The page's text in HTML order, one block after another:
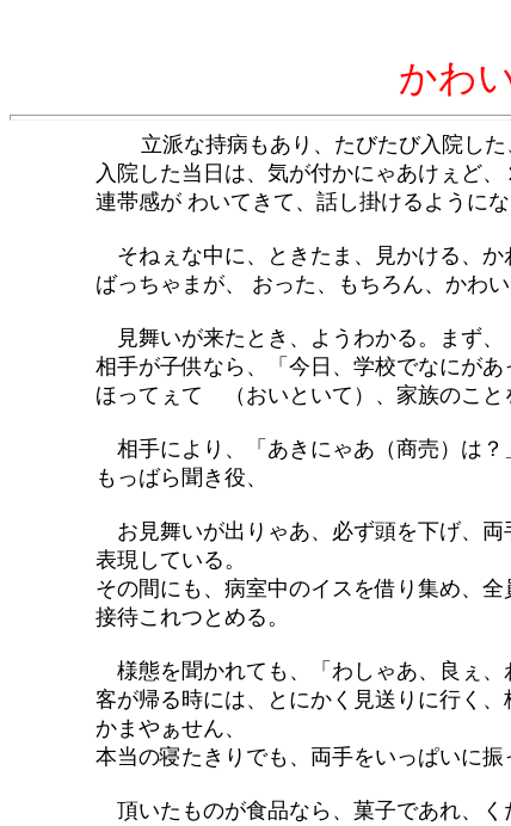
かわ
立派な持病もあり、たびたび入院した、
入院した当日は、気が付かにゃあけぇど、２
連帯感が わいてきて、話し掛けるようにな
そねぇな中に、ときたま、見かける、かわ
ばっちゃまが、 おった、もちろん、かわいげ
見舞いが来たとき、ようわかる。まず、「
相手が子供なら、「今日、学校でなにがあっ
ほってぇて （おいといて）、家族のことを
相手により、「あきにゃあ（商売）は？」、
もっばら聞き役、
お見舞いが出りゃあ、必ず頭を下げ、両手
表現している。
その間にも、病室中のイスを借り集め、全員
接待これつとめる。
様態を聞かれても、「わしゃあ、良ぇ、わ
客が帰る時には、とにかく見送りに行く、杖
かまやぁせん、
本当の寝たきりでも、両手をいっぱいに振っ
頂いたものが食品なら、菓子であれ、くだ